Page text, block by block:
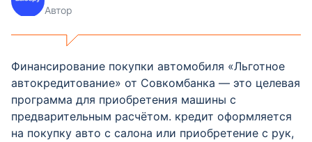
Автор
Финансирование покупки автомобиля «Льготное
автокредитование» от Совкомбанка — это целевая
программа для приобретения машины с
предварительным расчётом. кредит оформляется
на покупку авто с салона или приобретение с рук,